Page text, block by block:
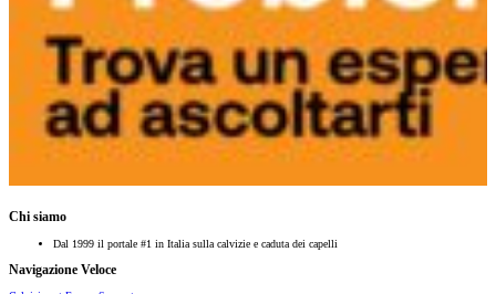
Chi siamo
Dal 1999 il portale #1 in Italia sulla calvizie e caduta dei capelli
Navigazione Veloce